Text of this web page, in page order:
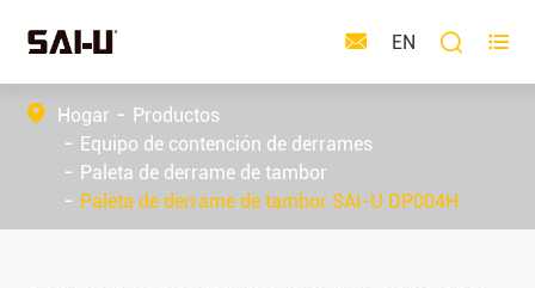
 EN  
Hogar
Productos
Equipo de contención de derrames
Paleta de derrame de tambor
Paleta de derrame de tambor SAI-U DP004H